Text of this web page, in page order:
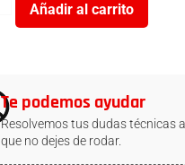
Añadir al carrito
Te podemos ayudar
Resolvemos tus dudas técnicas
que no dejes de rodar.